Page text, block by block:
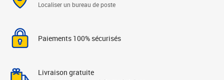
Localiser un bureau de poste
Paiements 100% sécurisés
Livraison gratuite